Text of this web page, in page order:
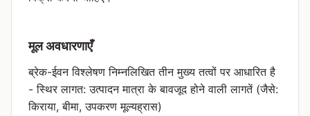
मूल अवधारणाएँ
ब्रेक-ईवन विश्लेषण निम्नलिखित तीन मुख्य तत्वों पर आधारित है
- स्थिर लागत: उत्पादन मात्रा के बावजूद होने वाली लागतें (जैसे:
किराया, बीमा, उपकरण मूल्यह्रास)